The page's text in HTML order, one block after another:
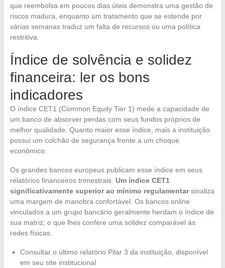
que reembolsa em poucos dias úteis demonstra uma gestão de
riscos madura, enquanto um tratamento que se estende por
várias semanas traduz um falta de recursos ou uma política
restritiva.
Índice de solvência e solidez
financeira: ler os bons
indicadores
O índice CET1 (Common Equity Tier 1) mede a capacidade de
um banco de absorver perdas com seus fundos próprios de
melhor qualidade. Quanto maior esse índice, mais a instituição
possui um colchão de segurança frente a um choque
econômico.
Os grandes bancos europeus publicam esse índice em seus
relatórios financeiros trimestrais. Um índice CET1
significativamente superior ao mínimo regulamentarsinaliza
uma margem de manobra confortável. Os bancos online
vinculados a um grupo bancário geralmente herdam o índice de
sua matriz, o que lhes confere uma solidez comparável às
redes físicas.
Consultar o último relatório Pilar 3 da instituição, disponível
em seu site institucional